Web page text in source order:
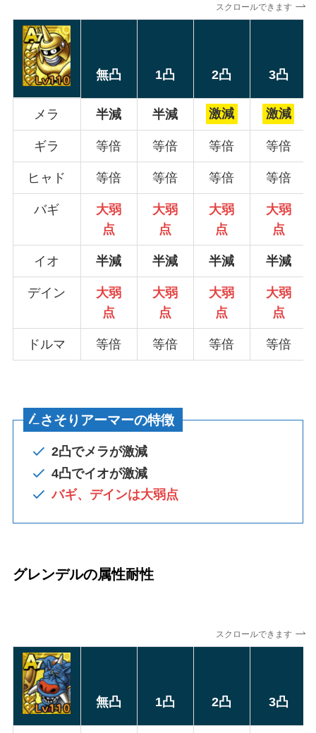
スクロールできます
無凸 1凸 2凸 3凸
メラ 半減 半減 激減 激減
ギラ 等倍 等倍 等倍 等倍
ヒャド 等倍 等倍 等倍 等倍
バギ
大弱
点
大弱
点
大弱
点
大弱
点
イオ 半減 半減 半減 半減
デイン
大弱
点
大弱
点
大弱
点
大弱
点
ドルマ 等倍 等倍 等倍 等倍
さそりアーマーの特徴
2凸でメラが激減
4凸でイオが激減
バギ、デインは大弱点
グレンデルの属性耐性
スクロールできます
無凸 1凸 2凸 3凸